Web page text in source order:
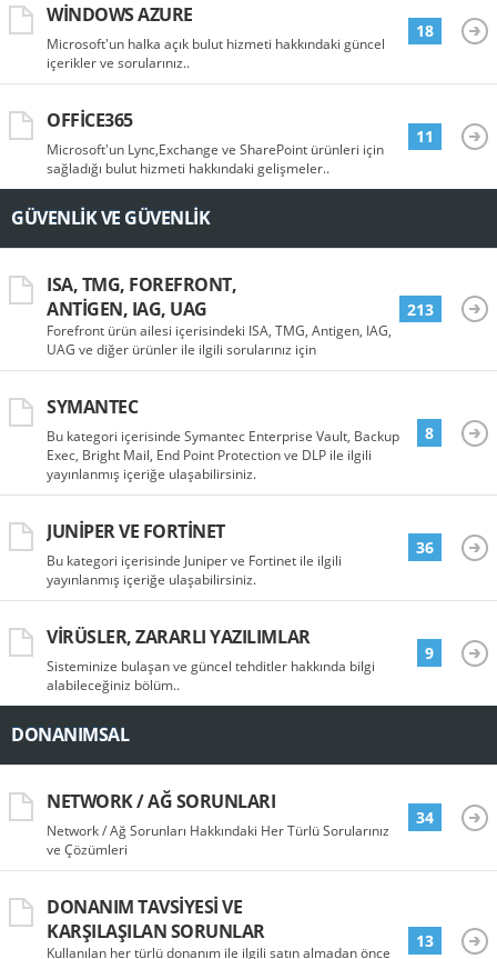
WINDOWS AZURE
Microsoft'un halka açık bulut hizmeti hakkındaki güncel
içerikler ve sorularınız..
18
OFFICE365
Microsoft'un Lync,Exchange ve SharePoint ürünleri için
sağladığı bulut hizmeti hakkındaki gelişmeler..
11
GÜVENLIK VE GÜVENLIK
ISA, TMG, FOREFRONT,
ANTIGEN, IAG, UAG
Forefront ürün ailesi içerisindeki ISA, TMG, Antigen, IAG,
UAG ve diğer ürünler ile ilgili sorularınız için
213
SYMANTEC
Bu kategori içerisinde Symantec Enterprise Vault, Backup
Exec, Bright Mail, End Point Protection ve DLP ile ilgili
yayınlanmış içeriğe ulaşabilirsiniz.
8
JUNIPER VE FORTINET
Bu kategori içerisinde Juniper ve Fortinet ile ilgili
yayınlanmış içeriğe ulaşabilirsiniz.
36
VIRÜSLER, ZARARLI YAZILIMLAR
Sisteminize bulaşan ve güncel tehditler hakkında bilgi
alabileceğiniz bölüm..
9
DONANIMSAL
NETWORK / AĞ SORUNLARI
Network / Ağ Sorunları Hakkındaki Her Türlü Sorularınız
ve Çözümleri
34
DONANIM TAVSIYESI VE
KARŞILAŞILAN SORUNLAR
Kullanılan her türlü donanım ile ilgili satın almadan önce
13